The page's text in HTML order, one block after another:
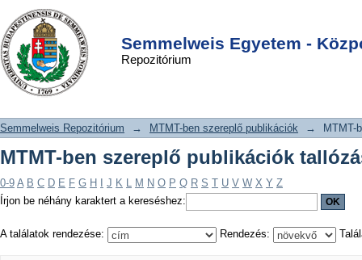
Semmelweis Egyetem -
Repozitórium
MTMT-ben szereplő publikációk
tallózása cím szerint
DSpace/Manakin Repository
Semmelweis Repozitórium → MTMT-ben szereplő publikációk → MTMT-
MTMT-ben szereplő publikációk
0-9 A B C D E F G H J K L M N O P Q R S T U V W X Y Z
Írjon be néhány karaktert a kereséshez:
A találatok rendezése: Rendezés: